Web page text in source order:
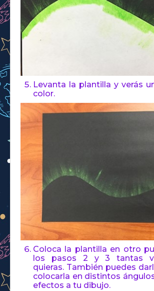
Levanta la plantilla y verás
color.
Coloca la plantilla en otro
los pasos 2 y 3 tantas
quieras. También puedes
colocarla en distintos
efectos a tu dibujo.